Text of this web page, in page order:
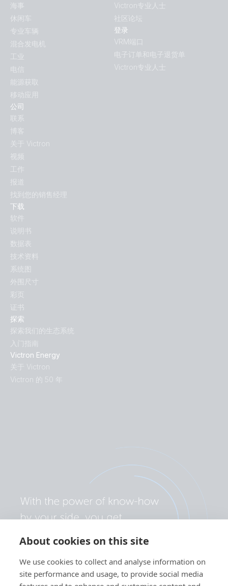
About cookies on this site
We use cookies to collect and analyse information on
site performance and usage, to provide social media
探索
探索我们的生态系统
入门指南
Victron Energy
关于 Victron
Victron 的 50 年
下载
软件
说明书
数据表
技术资料
系统图
外围尺寸
彩页
证书
海事
休闲车
专业车辆
混合发电机
工业
电信
能源获取
移动应用
公司
联系
博客
关于 Victron
视频
工作
报道
找到您的销售经理
Victron专业人士
社区论坛
登录
VRM端口
电子订单和电子退货单
Victron专业人士